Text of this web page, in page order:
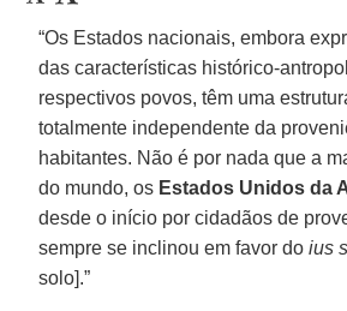
“Os Estados nacionais, embora
das características histórico-
respectivos povos, têm uma
totalmente independente da
habitantes. Não é por nada que a
do mundo, os Estados Unidos da
desde o início por cidadãos de
sempre se inclinou em favor doius
solo].”